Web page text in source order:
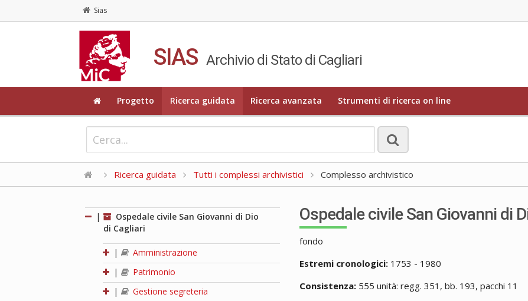
Sias
SIAS Archivio di Stato di Cagliari
Progetto Ricerca guidata Ricerca avanzata Strumenti di ricerca on line
Ricerca guidata Tutti i complessi archivistici Complesso archivistico
|
Ospedale civile San Giovanni di Dio
di Cagliari
|
Amministrazione
|
Patrimonio
|
Gestione segreteria
Ospedale civile San Giovanni di
fondo
Estremi cronologici: 1753 - 1980
Consistenza: 555 unità: regg. 351, bb. 193, pacchi 11